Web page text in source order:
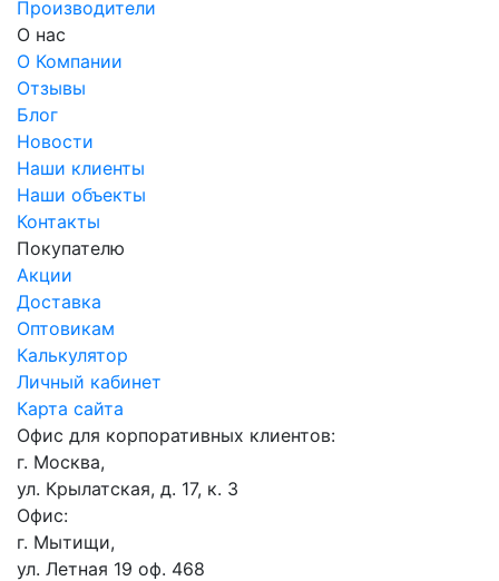
Производители
О нас
О Компании
Отзывы
Блог
Новости
Наши клиенты
Наши объекты
Контакты
Покупателю
Акции
Доставка
Оптовикам
Калькулятор
Личный кабинет
Карта сайта
Офис для корпоративных клиентов:
г. Москва,
ул. Крылатская, д. 17, к. 3
Офис:
г. Мытищи,
ул. Летная 19 оф. 468